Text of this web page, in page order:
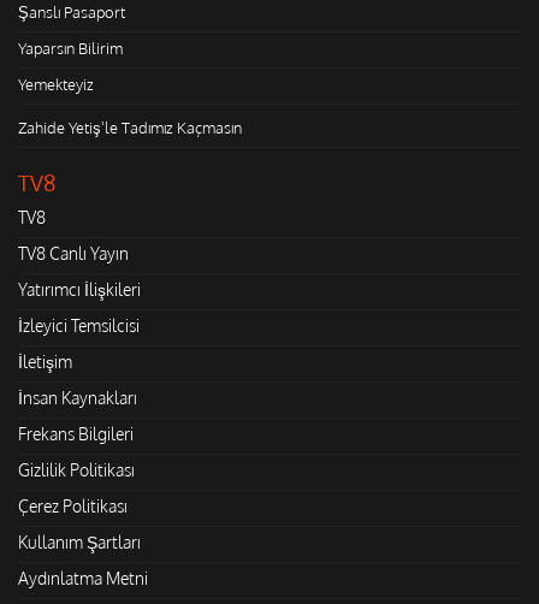
Şanslı Pasaport
Yaparsın Bilirim
Yemekteyiz
Zahide Yetiş'le Tadımız Kaçmasın
TV8
TV8
TV8 Canlı Yayın
Yatırımcı İlişkileri
İzleyici Temsilcisi
İletişim
İnsan Kaynakları
Frekans Bilgileri
Gizlilik Politikası
Çerez Politikası
Kullanım Şartları
Aydınlatma Metni